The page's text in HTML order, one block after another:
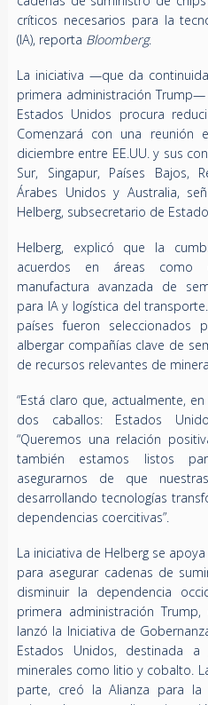
críticos necesarios para la
(IA), reporta Bloomberg.
La iniciativa —que da
primera administración
Estados Unidos procura
Comenzará con una
diciembre entre EE.UU. y sus
Sur, Singapur, Países Bajos,
Árabes Unidos y Australia,
Helberg, subsecretario de
Helberg, explicó que la
acuerdos en áreas como
manufactura avanzada de
para IA y logística del
países fueron seleccionados
albergar compañías clave de
de recursos relevantes de
“Está claro que, actualmente,
dos caballos: Estados
“Queremos una relación
también estamos listos
asegurarnos de que
desarrollando tecnologías
dependencias coercitivas”.
La iniciativa de Helberg se
para asegurar cadenas de
disminuir la dependencia
primera administración
lanzó la Iniciativa de
Estados Unidos, destinada
minerales como litio y cobalto.
parte, creó la Alianza para la